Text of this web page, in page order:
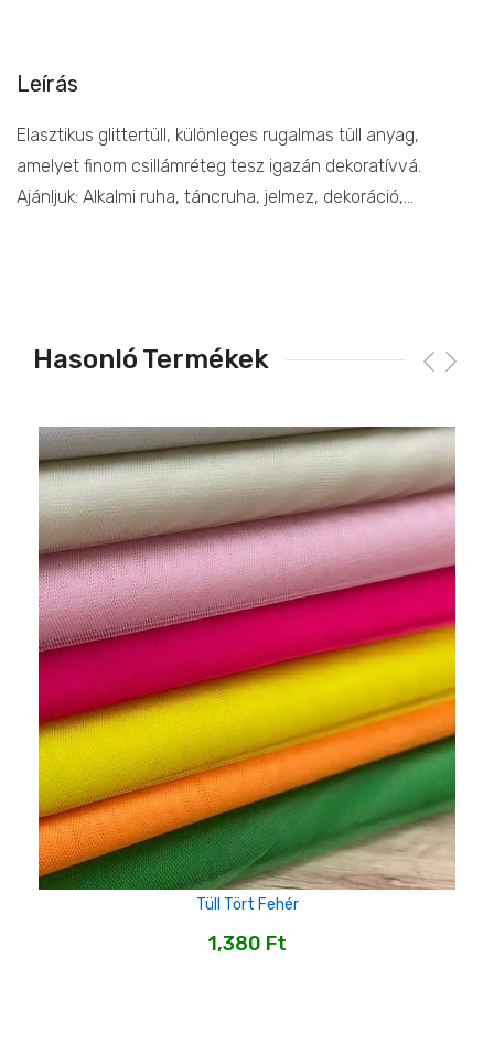
Leírás
Elasztikus glittertüll, különleges rugalmas tüll anyag,
amelyet finom csillámréteg tesz igazán dekoratívvá.
Ajánljuk: Alkalmi ruha, táncruha, jelmez, dekoráció,…
Hasonló Termékek
Tüll Tört Fehér
1,380 Ft